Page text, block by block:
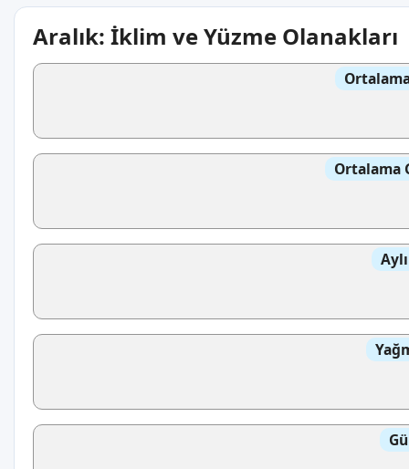
Aralık: İklim ve Yüzme Olanakları
Ortalama
Ortalama